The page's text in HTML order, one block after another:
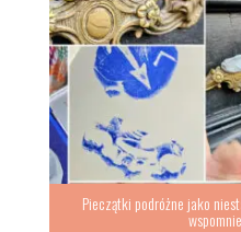
Pieczątki podróżne jako